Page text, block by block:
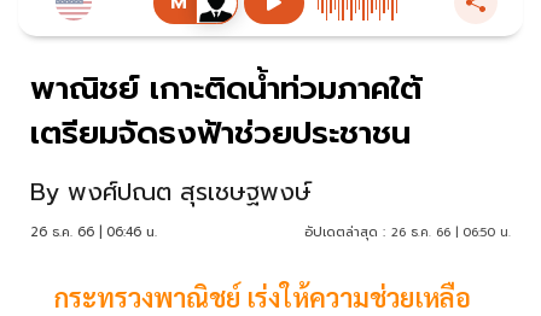
พาณิชย์ เกาะติดน้ำท่วมภาคใต้
เตรียมจัดธงฟ้าช่วยประชาชน
By พงศ์ปณต สุรเชษฐพงษ์
26 ธ.ค. 66 | 06:46 น. อัปเดตล่าสุด : 26 ธ.ค. 66 | 06:50 น.
กระทรวงพาณิชย์ เร่งให้ความช่วยเหลือ